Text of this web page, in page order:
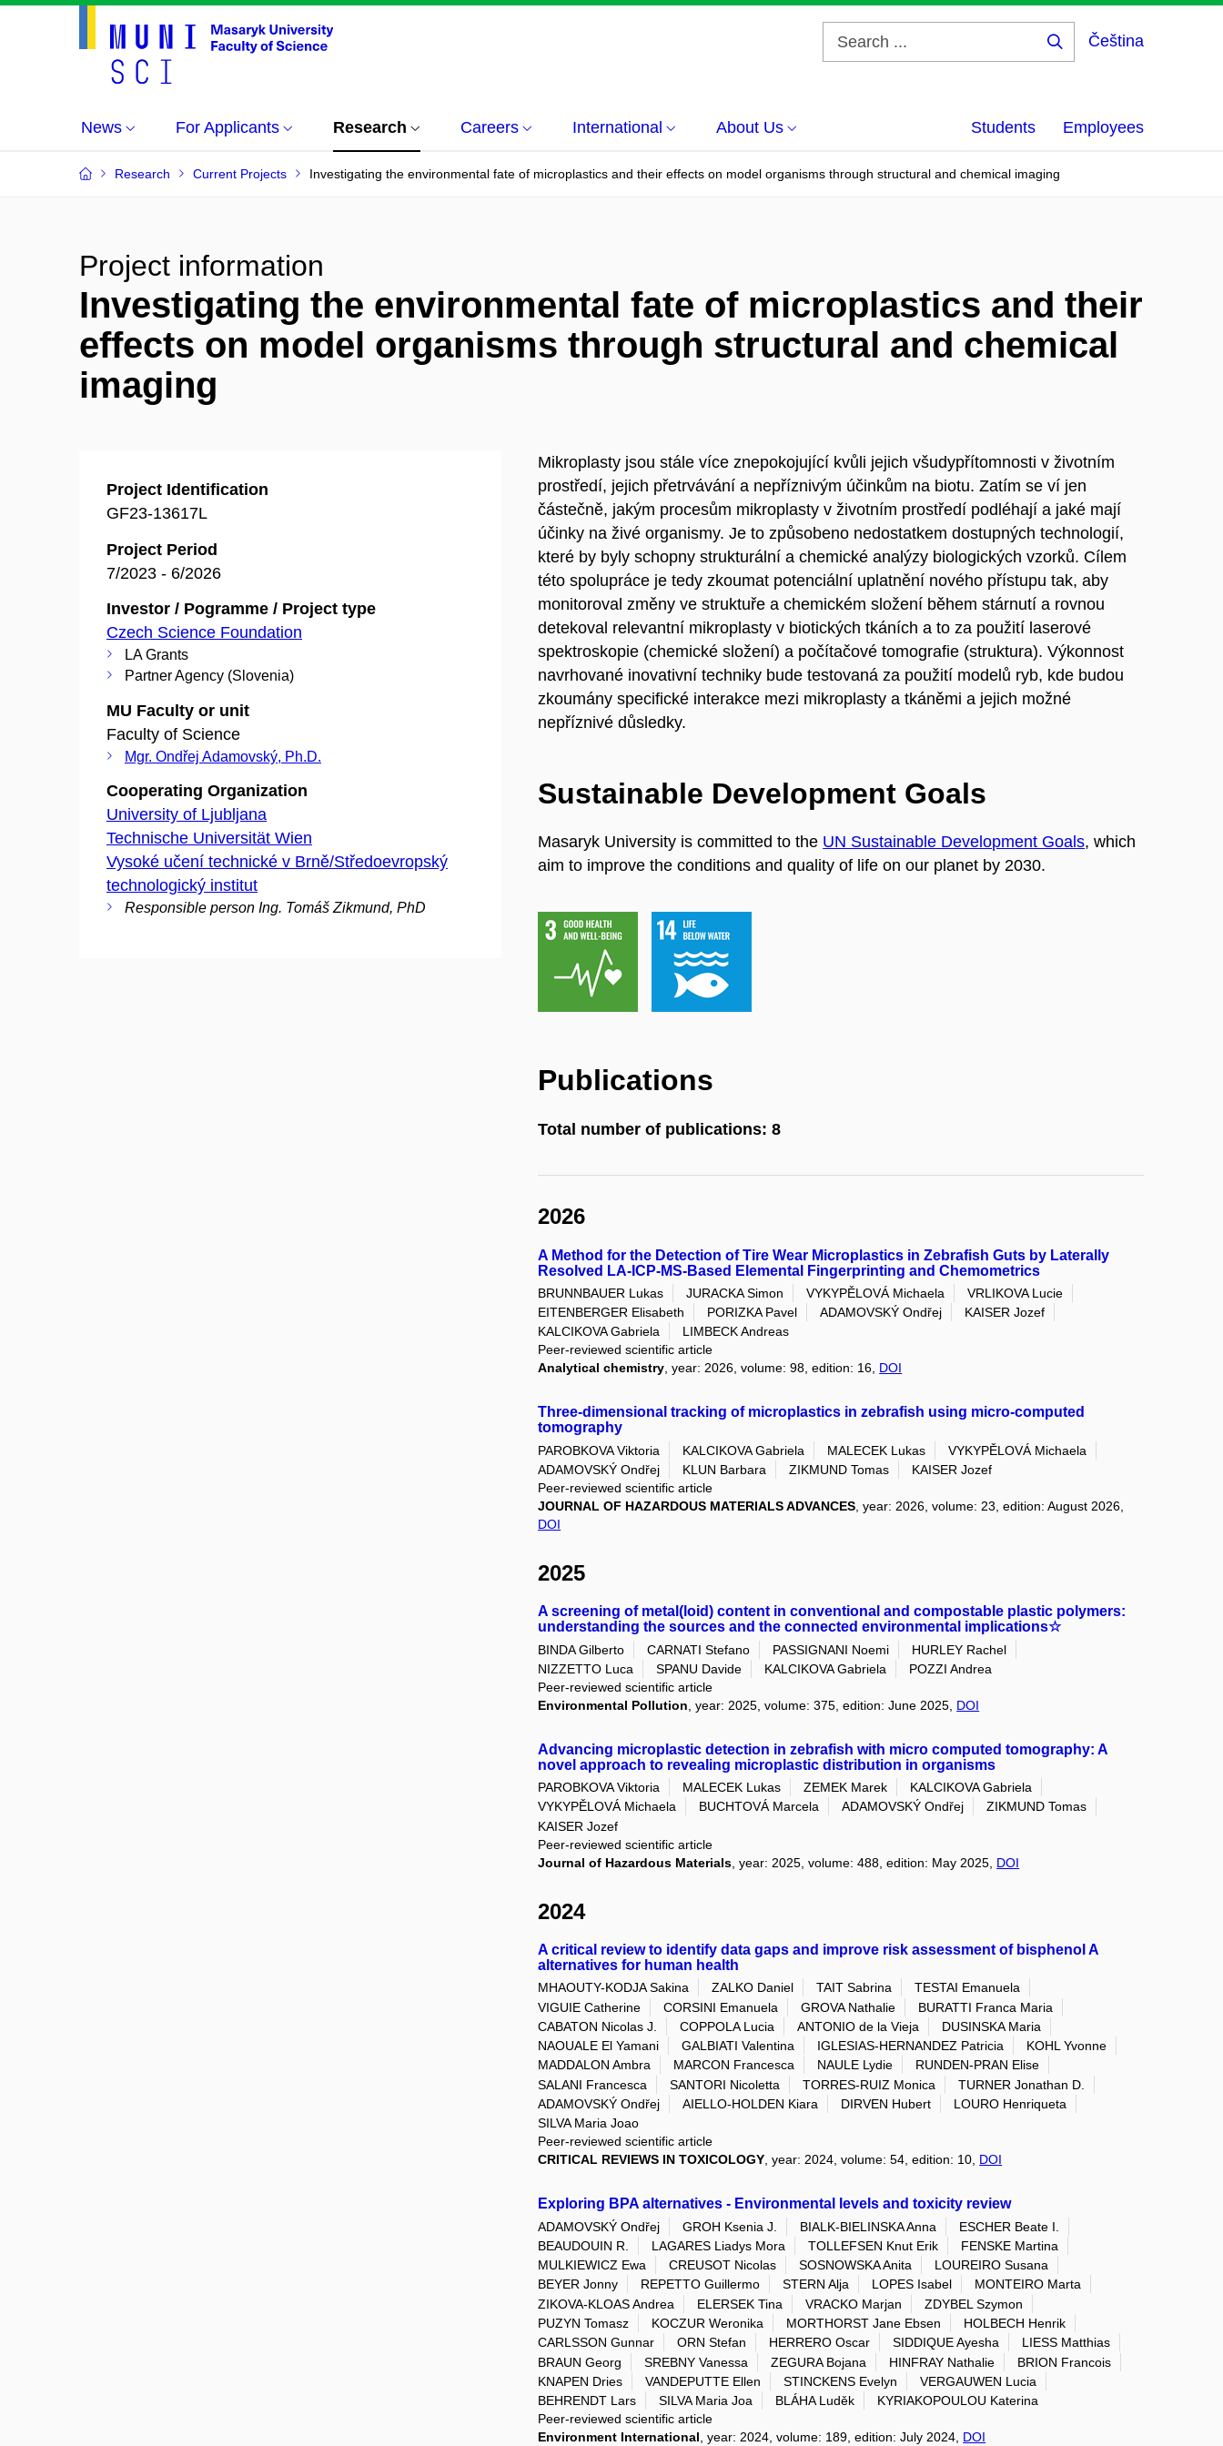
Čeština
News For Applicants Research Careers International About Us Students Employees
Research Current Projects Investigating the environmental fate of microplastics and their effects on model organisms through structural and chemical imaging
Project information
Investigating the environmental fate of microplastics and their
effects on model organisms through structural and chemical
imaging
Project Identification
GF23-13617L
Project Period
7/2023 - 6/2026
Investor / Pogramme / Project type
Czech Science Foundation
LA Grants
Partner Agency (Slovenia)
MU Faculty or unit
Faculty of Science
Mgr. Ondřej Adamovský, Ph.D.
Cooperating Organization
University of Ljubljana
Technische Universität Wien
Vysoké učení technické v Brně/Středoevropský
technologický institut
Responsible person Ing. Tomáš Zikmund, PhD
Mikroplasty jsou stále více znepokojující kvůli jejich všudypřítomnosti v životním
prostředí, jejich přetrvávání a nepříznivým účinkům na biotu. Zatím se ví jen
částečně, jakým procesům mikroplasty v životním prostředí podléhají a jaké mají
účinky na živé organismy. Je to způsobeno nedostatkem dostupných technologií,
které by byly schopny strukturální a chemické analýzy biologických vzorků. Cílem
této spolupráce je tedy zkoumat potenciální uplatnění nového přístupu tak, aby
monitoroval změny ve struktuře a chemickém složení během stárnutí a rovnou
detekoval relevantní mikroplasty v biotických tkáních a to za použití laserové
spektroskopie (chemické složení) a počítačové tomografie (struktura). Výkonnost
navrhované inovativní techniky bude testovaná za použití modelů ryb, kde budou
zkoumány specifické interakce mezi mikroplasty a tkáněmi a jejich možné
nepříznivé důsledky.
Sustainable Development Goals
Masaryk University is committed to the UN Sustainable Development Goals, which
aim to improve the conditions and quality of life on our planet by 2030.
Publications
Total number of publications: 8
2026
A Method for the Detection of Tire Wear Microplastics in Zebrafish Guts by Laterally
Resolved LA-ICP-MS-Based Elemental Fingerprinting and Chemometrics
BRUNNBAUER Lukas JURACKA Simon VYKYPĚLOVÁ Michaela
VRLIKOVA Lucie
EITENBERGER Elisabeth
PORIZKA Pavel ADAMOVSKÝ Ondřej
KAISER Jozef
KALCIKOVA Gabriela
LIMBECK Andreas
Peer-reviewed scientific article
Analytical chemistry, year: 2026, volume: 98, edition: 16, DOI
Three-dimensional tracking of microplastics in zebrafish using micro-computed
tomography
PAROBKOVA Viktoria KALCIKOVA Gabriela MALECEK Lukas
VYKYPĚLOVÁ Michaela
ADAMOVSKÝ Ondřej
KLUN Barbara ZIKMUND Tomas
KAISER Jozef
Peer-reviewed scientific article
JOURNAL OF HAZARDOUS MATERIALS ADVANCES , year: 2026, volume: 23, edition: August 2026,
DOI
2025
A screening of metal(loid) content in conventional and compostable plastic polymers:
understanding the sources and the connected environmental implications☆
BINDA Gilberto CARNATI Stefano PASSIGNANI Noemi
HURLEY Rachel
NIZZETTO Luca
SPANU Davide KALCIKOVA Gabriela
POZZI Andrea
Peer-reviewed scientific article
Environmental Pollution , year: 2025, volume: 375, edition: June 2025, DOI
Advancing microplastic detection in zebrafish with micro computed tomography: A
novel approach to revealing microplastic distribution in organisms
PAROBKOVA Viktoria MALECEK Lukas ZEMEK Marek
KALCIKOVA Gabriela
VYKYPĚLOVÁ Michaela
BUCHTOVÁ Marcela ADAMOVSKÝ Ondřej
ZIKMUND Tomas
KAISER Jozef
Peer-reviewed scientific article
Journal of Hazardous Materials , year: 2025, volume: 488, edition: May 2025, DOI
2024
A critical review to identify data gaps and improve risk assessment of bisphenol A
alternatives for human health
MHAOUTY-KODJA Sakina ZALKO Daniel TAIT Sabrina
TESTAI Emanuela
VIGUIE Catherine
CORSINI Emanuela GROVA Nathalie
BURATTI Franca Maria
CABATON Nicolas J.
COPPOLA Lucia ANTONIO de la Vieja
DUSINSKA Maria
NAOUALE El Yamani
GALBIATI Valentina IGLESIAS-HERNANDEZ Patricia
KOHL Yvonne
MADDALON Ambra
MARCON Francesca NAULE Lydie
RUNDEN-PRAN Elise
SALANI Francesca
SANTORI Nicoletta TORRES-RUIZ Monica
TURNER Jonathan D.
ADAMOVSKÝ Ondřej
AIELLO-HOLDEN Kiara DIRVEN Hubert
LOURO Henriqueta
SILVA Maria Joao
Peer-reviewed scientific article
CRITICAL REVIEWS IN TOXICOLOGY, year: 2024, volume: 54, edition: 10, DOI
Exploring BPA alternatives - Environmental levels and toxicity review
ADAMOVSKÝ Ondřej GROH Ksenia J. BIALK-BIELINSKA Anna
ESCHER Beate I.
BEAUDOUIN R.
LAGARES Liadys Mora TOLLEFSEN Knut Erik
FENSKE Martina
MULKIEWICZ Ewa
CREUSOT Nicolas SOSNOWSKA Anita
LOUREIRO Susana
BEYER Jonny
REPETTO Guillermo STERN Alja LOPES Isabel
MONTEIRO Marta
ZIKOVA-KLOAS Andrea
ELERSEK Tina VRACKO Marjan
ZDYBEL Szymon
PUZYN Tomasz
KOCZUR Weronika MORTHORST Jane Ebsen
HOLBECH Henrik
CARLSSON Gunnar
ORN Stefan HERRERO Oscar SIDDIQUE Ayesha
LIESS Matthias
BRAUN Georg
SREBNY Vanessa ZEGURA Bojana HINFRAY Nathalie
BRION Francois
KNAPEN Dries
VANDEPUTTE Ellen STINCKENS Evelyn
VERGAUWEN Lucia
BEHRENDT Lars
SILVA Maria Joa BLÁHA Luděk
KYRIAKOPOULOU Katerina
Peer-reviewed scientific article
Environment International, year: 2024, volume: 189, edition: July 2024, DOI